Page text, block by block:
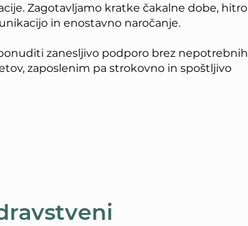
Zagotavljamo kratke čakalne dobe, hitro
in enostavno naročanje.
zanesljivo podporo brez nepotrebnih
zaposlenim pa strokovno in spoštljivo